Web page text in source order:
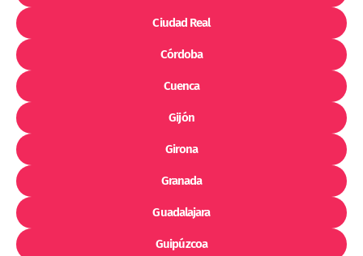
Ciudad Real
Córdoba
Cuenca
Gijón
Girona
Granada
Guadalajara
Guipúzcoa